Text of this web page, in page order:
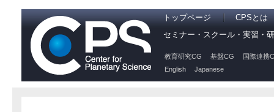
トップページ
CPSとは
セミナー・スクール・実習・
教育研究CG 基盤CG
国際連携
English
Japanese